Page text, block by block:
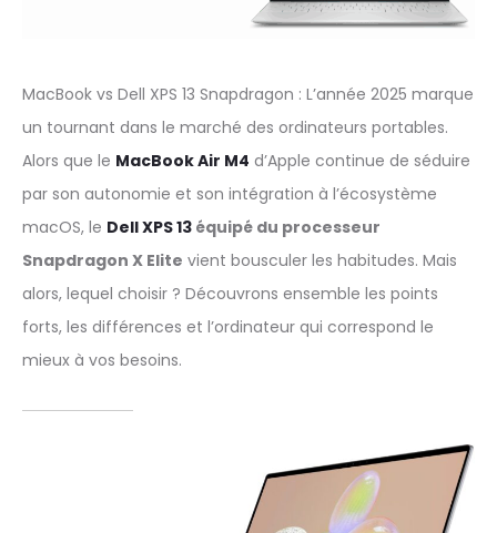
MacBook vs Dell XPS 13 Snapdragon : L’année 2025 marque
un tournant dans le marché des ordinateurs portables.
Alors que le MacBook Air M4 d’Apple continue de séduire
par son autonomie et son intégration à l’écosystème
macOS, le Dell XPS 13 équipé du processeur
Snapdragon X Elite vient bousculer les habitudes. Mais
alors, lequel choisir ? Découvrons ensemble les points
forts, les différences et l’ordinateur qui correspond le
mieux à vos besoins.